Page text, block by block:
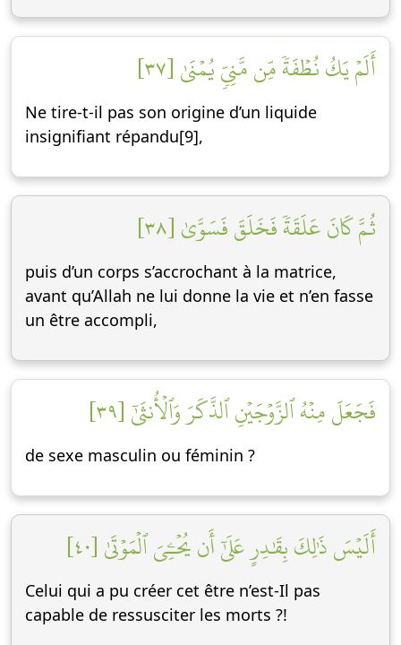
أَلَمۡ يَكُ نُطۡفَةٗ مِّن مَّنِيّٖ يُمۡنَىٰ [٣٧]
Ne tire-t-il pas son origine d’un liquide
insignifiant répandu[9],
ثُمَّ كَانَ عَلَقَةٗ فَخَلَقَ فَسَوَّىٰ [٣٨]
puis d’un corps s’accrochant à la matrice,
avant qu’Allah ne lui donne la vie et n’en fasse
un être accompli,
فَجَعَلَ مِنۡهُ ٱلزَّوۡجَيۡنِ ٱلذَّكَرَ وَٱلۡأُنثَىٰٓ [٣٩]
de sexe masculin ou féminin ?
أَلَيۡسَ ذَٰلِكَ بِقَٰدِرٍ عَلَىٰٓ أَن يُحۡـِۧيَ ٱلۡمَوۡتَىٰ [٤٠]
Celui qui a pu créer cet être n’est-Il pas
capable de ressusciter les morts ?!